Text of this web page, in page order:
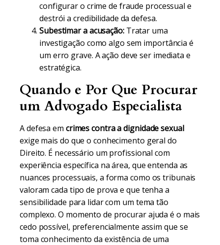
configurar o crime de fraude processual e
destrói a credibilidade da defesa.
Subestimar a acusação:Tratar uma
investigação como algo sem importância é
um erro grave. A ação deve ser imediata e
estratégica.
Quando e Por Que Procurar
um Advogado Especialista
A defesa em crimes contra a dignidade sexual
exige mais do que o conhecimento geral do
Direito. É necessário um profissional com
experiência específica na área, que entenda as
nuances processuais, a forma como os tribunais
valoram cada tipo de prova e que tenha a
sensibilidade para lidar com um tema tão
complexo. O momento de procurar ajuda é o mais
cedo possível, preferencialmente assim que se
toma conhecimento da existência de uma